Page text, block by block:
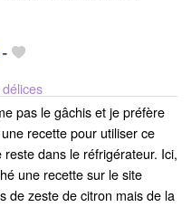
-
pas le gâchis et je préfère
recette pour utiliser ce
reste dans le réfrigérateur. Ici,
une recette sur le site
de zeste de citron mais de la